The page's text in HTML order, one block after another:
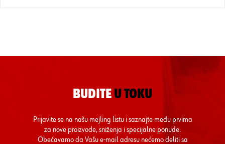
BUDITE U TOKU
Prijavite se na našu mejling listu i saznajte među prvima
za nove proizvode, sniženja i specijalne ponude.
Obećavamo da Vašu e-mail adresu nećemo deliti sa